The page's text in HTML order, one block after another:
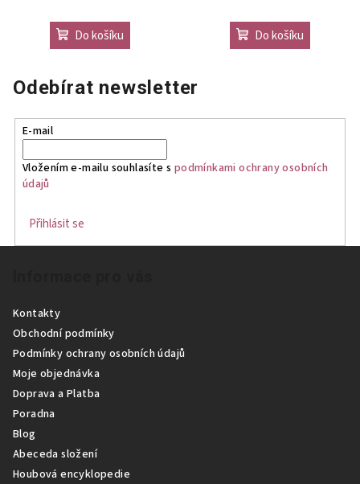
Do košíku Do košíku
Odebírat newsletter
E-mail
Vložením e-mailu souhlasíte s podmínkami ochrany osobních
údajů
Přihlásit se
Kontakty
Obchodní podmínky
Podmínky ochrany osobních údajů
Moje objednávka
Doprava a Platba
Poradna
Blog
Abeceda složení
Houbová encyklopedie